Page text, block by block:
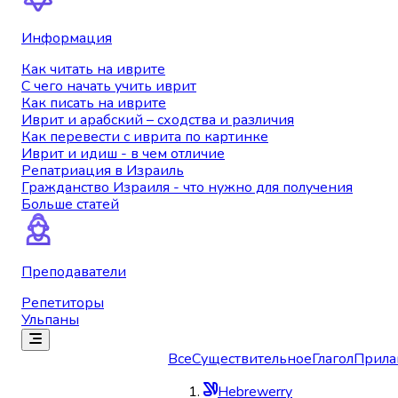
Информация
Как читать на иврите
С чего начать учить иврит
Как писать на иврите
Иврит и арабский – сходства и различия
Как перевести с иврита по картинке
Иврит и идиш - в чем отличие
Репатриация в Израиль
Гражданство Израиля - что нужно для получения
Больше статей
Преподаватели
Репетиторы
Ульпаны
ВсеСуществительноеГлагол
Hebrewerry